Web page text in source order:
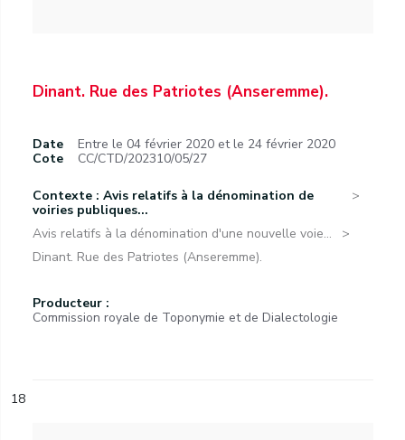
Dinant. Rue des Patriotes (Anseremme).
Date
Entre le 04 février 2020 et le 24 février 2020
Cote
CC/CTD/202310/05/27
Contexte : Avis relatifs à la dénomination de
voiries publiques...
Avis relatifs à la dénomination d'une nouvelle voie...
Dinant. Rue des Patriotes (Anseremme).
Producteur :
Commission royale de Toponymie et de Dialectologie
18